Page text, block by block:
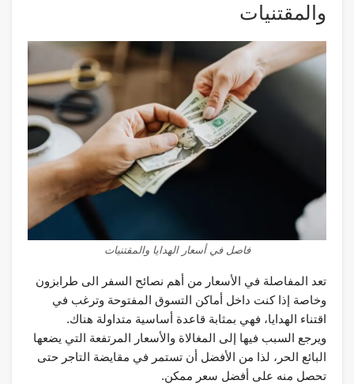
والمقتنيات
فاصل في أسعار الهدايا والمقتنيات
تعد المفاصلة في الأسعار من أهم نصائح السفر الى طرابزون
وخاصة إذا كنت داخل أماكن التسوق المفتوحة وترغب في
اقتناء الهدايا، فهي بمثابة قاعدة أساسية متداولة هناك.
ويرجع السبب فيها إلى المغالاة والأسعار المرتفعة التي يضعها
البائع الحر، لذا من الأفضل أن تستمر في مقايضة التاجر حتى
تحصل منه على أفضل سعر ممكن.